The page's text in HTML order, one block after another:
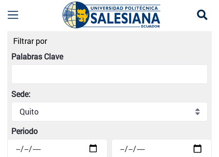
Listado de eventos universitarios |
Filtrar por
Palabras Clave
Sede:
Periodo